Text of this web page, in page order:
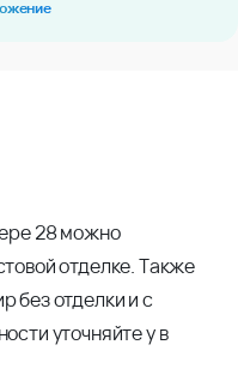
28 можно
отделке. Также
без отделки и с
уточняйте у в